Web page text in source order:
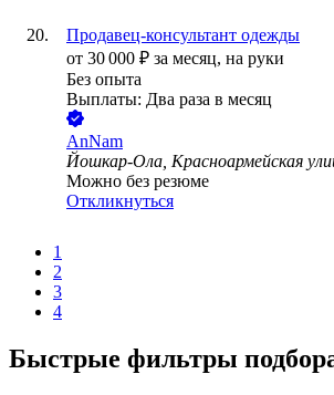
Продавец-консультант одежды
от 30 000 ₽ за месяц, на руки
Без опыта
Выплаты: Два раза в месяц
AnNam
Йошкар-Ола, Красноармейская
Можно без резюме
Откликнуться
1
2
3
4
Быстрые фильтры